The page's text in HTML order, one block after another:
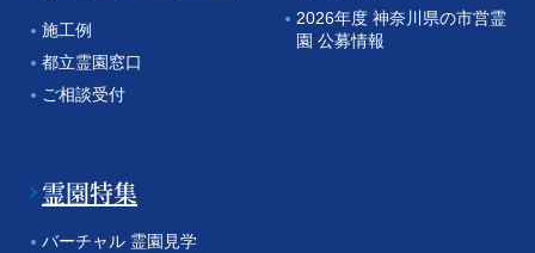
施工例
都立霊園窓口
ご相談受付
2026年度 神奈川県の市営霊
園 公募情報
霊園特集
バーチャル 霊園見学